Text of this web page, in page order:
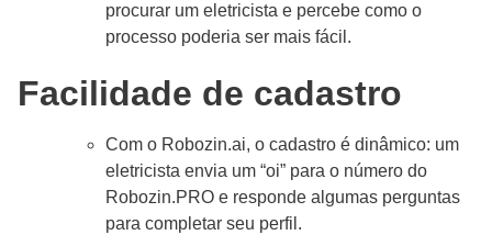
procurar um eletricista e percebe como o
processo poderia ser mais fácil.
Facilidade de cadastro
Com o Robozin.ai, o cadastro é dinâmico: um
eletricista envia um “oi” para o número do
Robozin.PRO e responde algumas perguntas
para completar seu perfil.